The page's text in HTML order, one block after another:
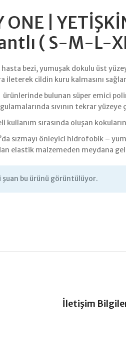
ONE |
( S-M-L-
bezi, yumuşak dokulu üst
ileterek cildin kuru kalmasını
ürünlerinde bulunan süper emici
sıvının tekrar yüzeye
kullanım sırasında oluşan
sızmayı önleyici hidrofobik –
elastik malzemeden meydana
şuan bu ürünü görüntülüyor.
İletişim